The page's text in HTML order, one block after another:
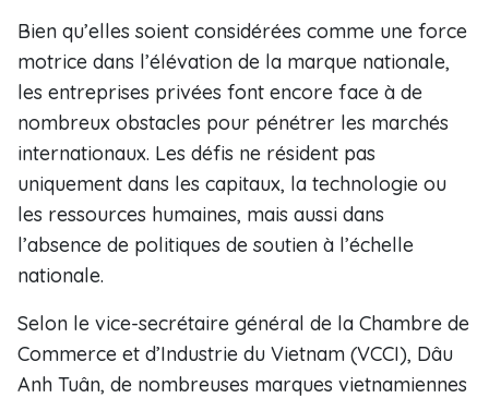
Bien qu’elles soient considérées comme une force
motrice dans l’élévation de la marque nationale,
les entreprises privées font encore face à de
nombreux obstacles pour pénétrer les marchés
internationaux. Les défis ne résident pas
uniquement dans les capitaux, la technologie ou
les ressources humaines, mais aussi dans
l’absence de politiques de soutien à l’échelle
nationale.
Selon le vice-secrétaire général de la Chambre de
Commerce et d’Industrie du Vietnam (VCCI), Dâu
Anh Tuân, de nombreuses marques vietnamiennes